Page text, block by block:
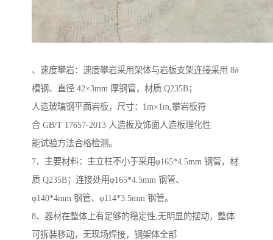
、速度攀岩：速度攀岩采用架体与岩板支架连接采用 8#
槽钢、直径 42×3mm 厚钢管，材质 Q235B；
人造玻璃钢平面岩板，尺寸：1m×1m,攀岩板符
合 GB/T 17657-2013 人造板及饰面人造板理化性
能试验方法合格检测。
7、主要材料：主立柱不小于采用φ165*4.5mm 钢管，材
质 Q235B；连接处用φ165*4.5mm 钢管、
φ140*4mm 钢管、φ114*3.5mm 钢管。
8、器材在整体上有足够的稳定性,无明显的摆动，整体
可拆装移动，无现场焊接，钢架体全部